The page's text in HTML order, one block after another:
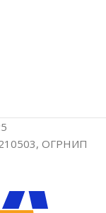
ОГРНИП